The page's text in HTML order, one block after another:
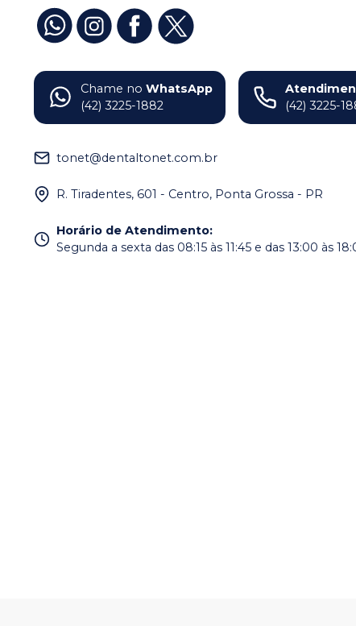
Chame no WhatsApp
(42) 3225-1882
(42) 3225-
tonet@dentaltonet.com.br
R. Tiradentes, 601 - Centro, Ponta Grossa - PR
Horário de Atendimento:
Segunda a sexta das 08:15 às 11:45 e das 13:00 às